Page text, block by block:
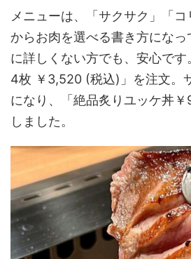
メニューは、「サクサク」「
からお肉を選べる書き方にな
に詳しくない方でも、安心で
4枚 ￥3,520 (税込)」を注文。
になり、「絶品炙りユッケ丼
しました。